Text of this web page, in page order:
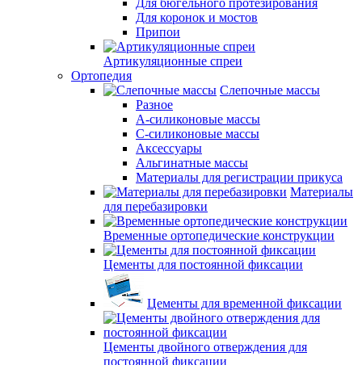
Для бюгельного протезирования
Для коронок и мостов
Припои
Артикуляционные спреи
Ортопедия
Слепочные массы
Разное
А-силиконовые массы
С-силиконовые массы
Аксессуары
Альгинатные массы
Материалы для регистрации прикуса
Материалы
для перебазировки
Временные ортопедические конструкции
Цементы для постоянной фиксации
Цементы для временной фиксации
Цементы двойного отверждения для
постоянной фиксации